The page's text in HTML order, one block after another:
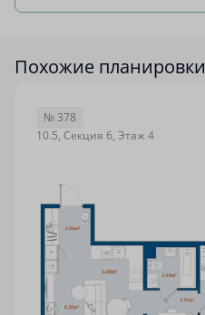
Похожие планировки
№ 378
10.5, Секция 6, Этаж 4